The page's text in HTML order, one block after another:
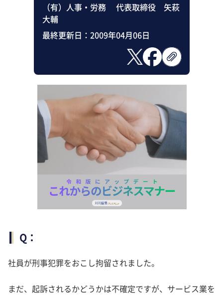
（有）人事・労務 代表取締役 矢萩
大輔
最終更新日： 2009年04月06日
Q：
社員が刑事犯罪をおこし拘留されました。
まだ、起訴されるかどうかは不確定ですが、サービス業を